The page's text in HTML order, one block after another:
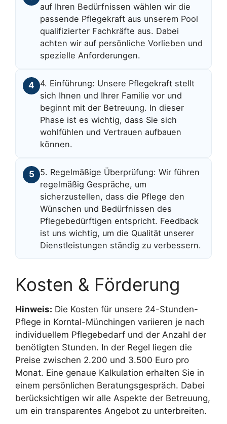
auf Ihren Bedürfnissen wählen wir die
passende Pflegekraft aus unserem Pool
qualifizierter Fachkräfte aus. Dabei
achten wir auf persönliche Vorlieben und
spezielle Anforderungen.
4
4. Einführung: Unsere Pflegekraft stellt
sich Ihnen und Ihrer Familie vor und
beginnt mit der Betreuung. In dieser
Phase ist es wichtig, dass Sie sich
wohlfühlen und Vertrauen aufbauen
können.
5
5. Regelmäßige Überprüfung: Wir führen
regelmäßig Gespräche, um
sicherzustellen, dass die Pflege den
Wünschen und Bedürfnissen des
Pflegebedürftigen entspricht. Feedback
ist uns wichtig, um die Qualität unserer
Dienstleistungen ständig zu verbessern.
Kosten & Förderung
Hinweis: Die Kosten für unsere 24-Stunden-
Pflege in Korntal-Münchingen variieren je nach
individuellem Pflegebedarf und der Anzahl der
benötigten Stunden. In der Regel liegen die
Preise zwischen 2.200 und 3.500 Euro pro
Monat. Eine genaue Kalkulation erhalten Sie in
einem persönlichen Beratungsgespräch. Dabei
berücksichtigen wir alle Aspekte der Betreuung,
um ein transparentes Angebot zu unterbreiten.